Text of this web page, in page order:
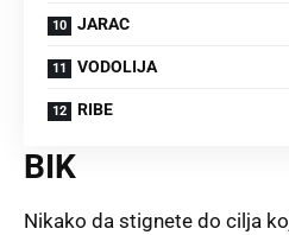
JARAC
VODOLIJA
RIBE
BIK
Nikako da stignete do cilja